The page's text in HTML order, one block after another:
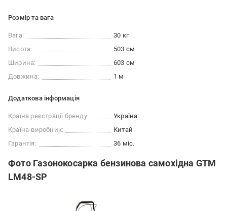
Розмір та вага
Вага:
30 кг
Висота:
503 см
Ширина:
603 см
Довжина:
1 м
Додаткова інформація
Країна реєстрації бренду:
Україна
Країна-виробник:
Китай
Гарантія:
36 міс.
Фото Газонокосарка бензинова самохідна GTM
LM48-SP